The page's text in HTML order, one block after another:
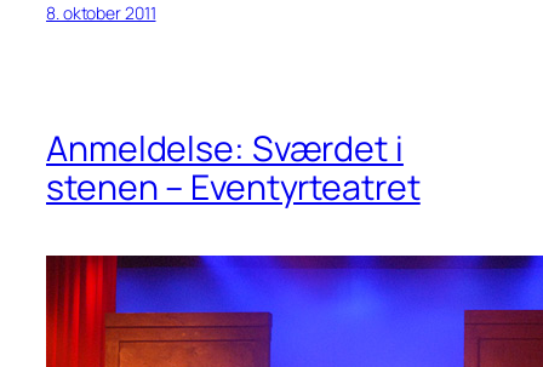
8. oktober 2011
Anmeldelse: Sværdet i
stenen – Eventyrteatret